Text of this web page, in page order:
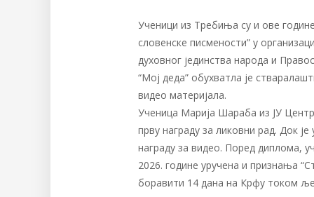
Ученици из Требиња су и ове
словенске писмености” у
духовног јединства народа и
“Мој деда” обухватла је
видео материјала.
Ученица Марија Шараба из ЈУ
прву награду за ликовни рад. Док
награду за видео. Поред диплома,
2026. године уручена и признања
боравити 14 дана на Крфу током